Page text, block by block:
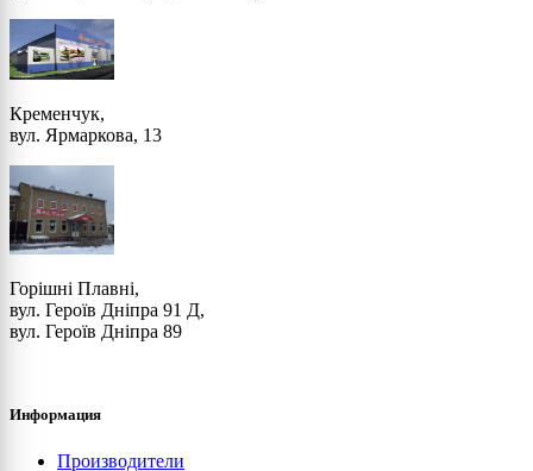
Кременчук,
вул. Ярмаркова, 13
Горішні Плавні,
вул. Героїв Дніпра 91 Д,
вул. Героїв Дніпра 89
Информация
Производители